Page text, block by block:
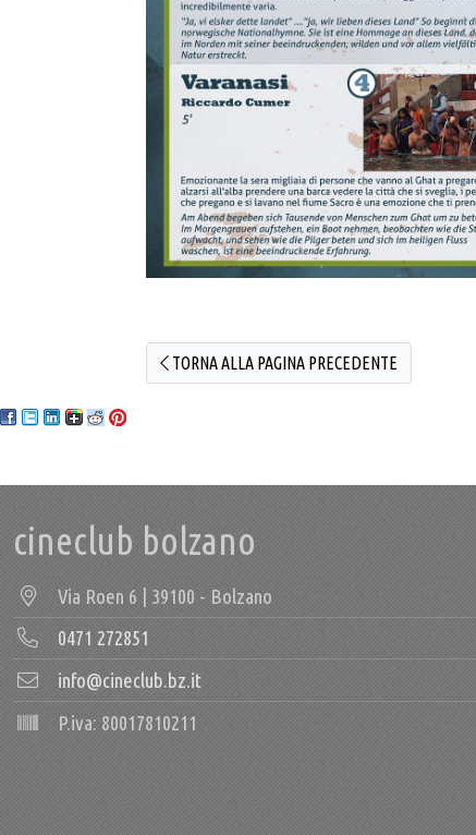
TORNA ALLA PAGINA PRECEDENTE
cineclub bolzano
Via Roen 6 | 39100 - Bolzano
0471 272851
info@cineclub.bz.it
P.iva: 80017810211